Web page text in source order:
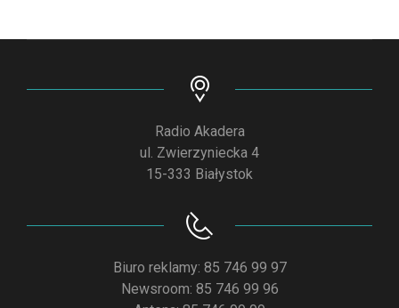
Radio Akadera
ul. Zwierzyniecka 4
15-333 Białystok
Biuro reklamy: 85 746 99 97
Newsroom: 85 746 99 96